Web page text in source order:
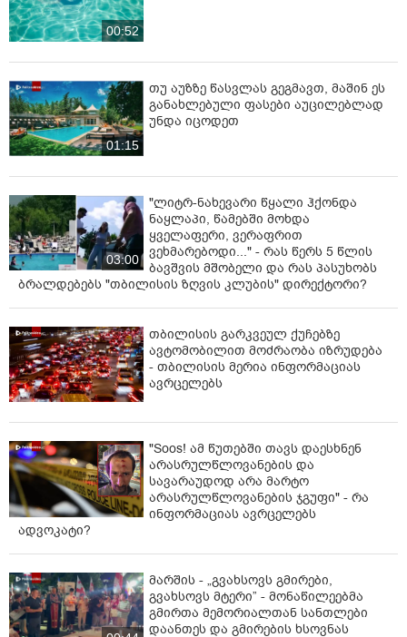
00:52
01:15
თუ აუზზე წასვლას გეგმავთ, მაშინ ეს
განახლებული ფასები აუცილებლად
უნდა იცოდეთ
03:00
"ლიტრ-ნახევარი წყალი ჰქონდა
ნაყლაპი, წამებში მოხდა
ყველაფერი, ვერაფრით
ვეხმარებოდი..." - რას წერს 5 წლის
ბავშვის მშობელი და რას პასუხობს
ბრალდებებს "თბილისის ზღვის კლუბის" დირექტორი?
თბილისის გარკვეულ ქუჩებზე
ავტომობილით მოძრაობა იზრუდება
- თბილისის მერია ინფორმაციას
ავრცელებს
"Soos! ამ წუთებში თავს დაესხნენ
არასრულწლოვანების და
სავარაუდოდ არა მარტო
არასრულწლოვანების ჯგუფი" - რა
ინფორმაციას ავრცელებს
ადვოკატი?
მარშის - „გვახსოვს გმირები,
გვახსოვს მტერი” - მონაწილეებმა
გმირთა მემორიალთან სანთლები
დაანთეს და გმირების ხსოვნას